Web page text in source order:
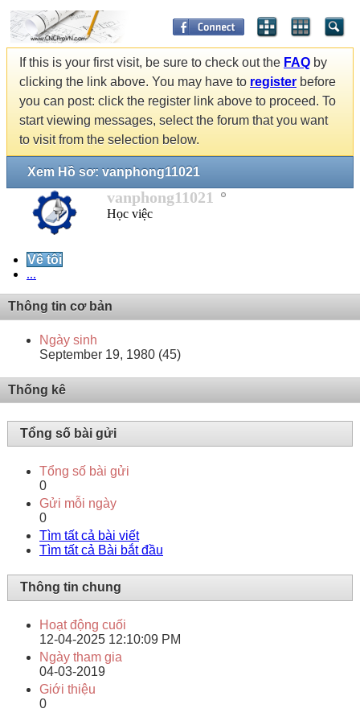
If this is your first visit, be sure to check out the FAQ by
clicking the link above. You may have to register before
you can post: click the register link above to proceed. To
start viewing messages, select the forum that you want
to visit from the selection below.
Xem Hồ sơ: vanphong11021
vanphong11021
Học việc
Về tôi
...
Thông tin cơ bản
Ngày sinh
September 19, 1980 (45)
Thống kê
Tổng số bài gửi
Tổng số bài gửi
0
Gửi mỗi ngày
0
Tìm tất cả bài viết
Tìm tất cả Bài bắt đầu
Thông tin chung
Hoạt động cuối
12-04-2025 12:10:09 PM
Ngày tham gia
04-03-2019
Giới thiệu
0